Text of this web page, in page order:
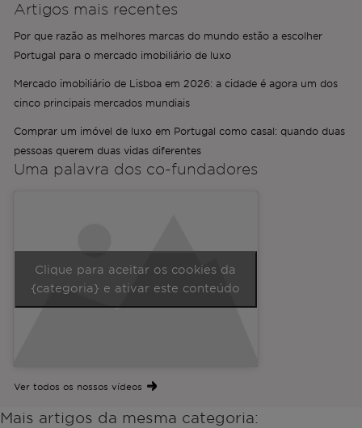
Artigos mais recentes
Por que razão as melhores marcas do mundo estão a escolher
Portugal para o mercado imobiliário de luxo
Mercado imobiliário de Lisboa em 2026: a cidade é agora um dos
cinco principais mercados mundiais
Comprar um imóvel de luxo em Portugal como casal: quando duas
pessoas querem duas vidas diferentes
Uma palavra dos co-fundadores
Clique para aceitar os cookies da
{categoria} e ativar este conteúdo
Ver todos os nossos vídeos
Mais artigos da mesma categoria: